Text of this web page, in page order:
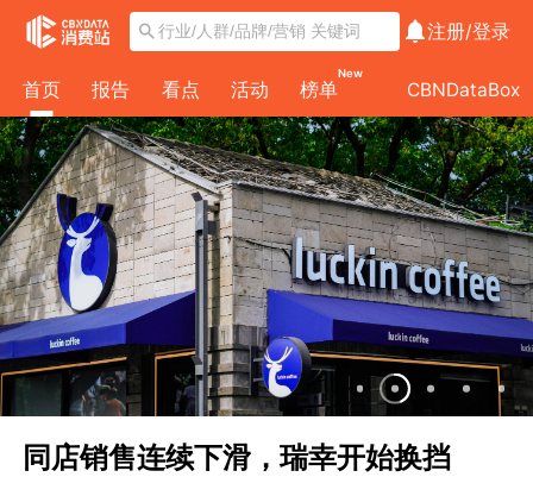
注册/登录
首页 报告 看点 活动 榜单
New
CBNDataBox
同店销售连续下滑，瑞幸开始换挡